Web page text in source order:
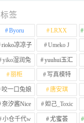
标签
Byoru LRXX
rioko凉凉子 Umeko J
yiko湿润兔 yuuhui玉汇
丽柜 写真模特
咬一口兔娘 唐安琪
奈汐酱Nice 妲己_Toxic
小仓千代w 尤蜜荟